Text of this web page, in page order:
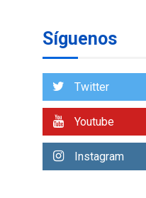
3
4
Síguenos
Twitter
Youtube
Instagram